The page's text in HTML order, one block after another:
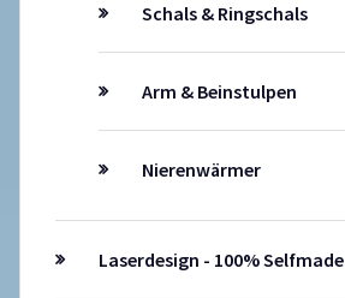
Schals & Ringschals
Arm & Beinstulpen
Nierenwärmer
Laserdesign - 100% Selfmade